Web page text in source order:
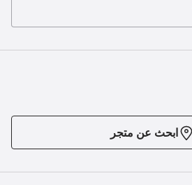
ابحث عن متجر